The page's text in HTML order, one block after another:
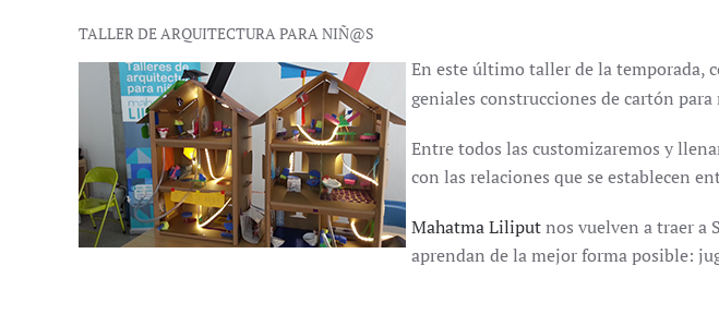
TALLER DE ARQUITECTURA PARA NIÑ@S
En este último taller de la temporada,
geniales construcciones de cartón
Entre todos las customizaremos y
con las relaciones que se establecen
Mahatma Liliputnos vuelven a traer a
aprendan de la mejor forma posible: